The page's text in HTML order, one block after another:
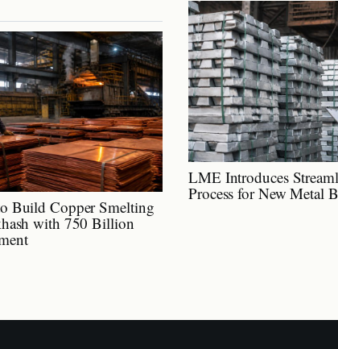
Build Copper Smelting
with 750 Billion
LME Introduces
Process for New Metal